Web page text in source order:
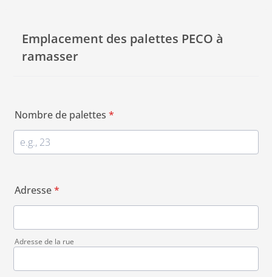
Emplacement des palettes PECO à
ramasser
Nombre de palettes *
Adresse*
Adresse de la rue